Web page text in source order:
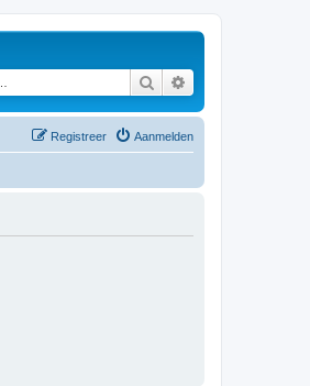
Zoek
Aanmelden
Registreer